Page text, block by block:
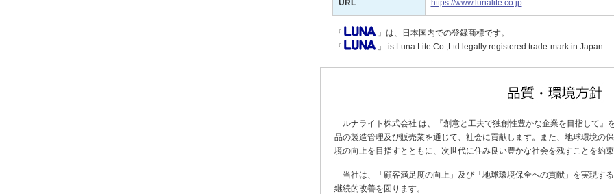
URL https://www.lunalite.co.jp
『
』は、日本国内での登録商標です。
『
』 is Luna Lite Co.,Ltd.legally registered trade-mark in Japan.
ルナライト株式会社 は、『創意と工夫で独創性豊かな企業を目指して』
品の製造管理及び販売業を通じて、社会に貢献します。また、地球環境の
境の向上を目指すとともに、次世代に住み良い豊かな社会を残すことを約
当社は、「顧客満足度の向上」及び「地球環境保全への貢献」を実現す
継続的改善を図ります。